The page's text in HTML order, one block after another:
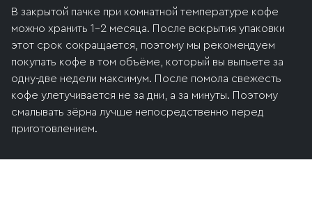
В закрытой пачке при комнатной температуре кофе
можно хранить 1–2 месяца. После вскрытия упаковки
этот срок сокращается, поэтому мы рекомендуем
покупать кофе в том объёме, который вы выпьете за
одну-две недели максимум. После помола свежесть
кофе улетучивается не за дни, а за минуты. Поэтому
смалывать зёрна лучше непосредственно перед
приготовлением.